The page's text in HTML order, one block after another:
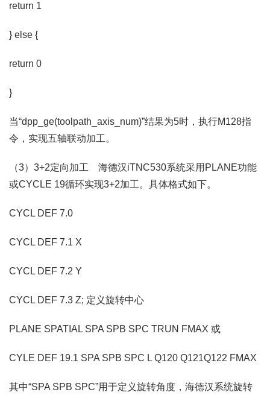
return 1
} else {
return 0
}
当“dpp_ge(toolpath_axis_num)”结果为5时，执行M128指
令，实现五轴联动加工。
（3）3+2定向加工 海德汉iTNC530系统采用PLANE功能
或CYCLE 19循环实现3+2加工。具体格式如下。
CYCL DEF 7.0
CYCL DEF 7.1 X
CYCL DEF 7.2 Y
CYCL DEF 7.3 Z; 定义旋转中心
PLANE SPATIAL SPA SPB SPC TRUN FMAX 或
CYLE DEF 19.1 SPA SPB SPC L Q120 Q121Q122 FMAX
其中“SPA SPB SPC”用于定义旋转角度，海德汉系统旋转